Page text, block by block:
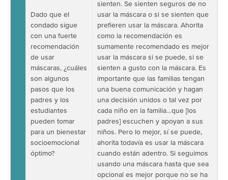
Dado que el
condado sigue
con una fuerte
recomendación
de usar
máscaras, ¿cuáles
son algunos
pasos que los
padres y los
estudiantes
pueden tomar
para un bienestar
socioemocional
óptimo?
sienten. Se sienten seguros de no
usar la máscara o si se sienten que
prefieren usar la máscara. Ahorita
como la recomendación es
sumamente recomendado es mejor
usar la máscara si se puede, si se
sienten a gusto con la máscara. Es
importante que las familias tengan
una buena comunicación y hagan
una decisión unidos o tal vez por
cada niño en la familia…que [los
padres] escuchen y apoyan a sus
niños. Pero lo mejor, sí se puede,
ahorita todavía es usar la máscara
cuando están adentro. Si seguimos
usando una máscara hasta que sea
opcional es mejor porque no se ha